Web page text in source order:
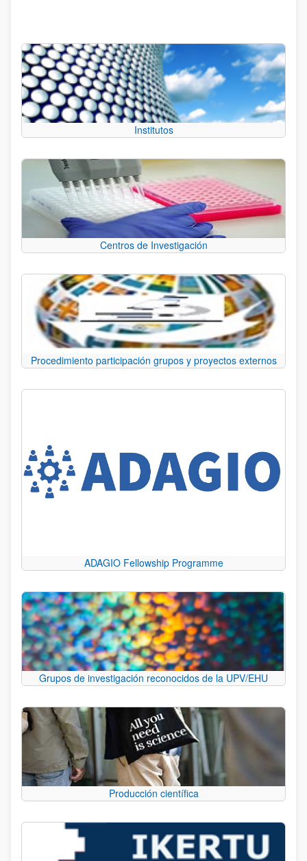
Institutos
Centros de Investigación
Procedimiento participación grupos y proyectos externos
ADAGIO Fellowship Programme
Grupos de investigación reconocidos de la UPV/EHU
Producción científica